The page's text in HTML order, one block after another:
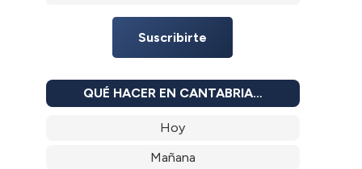
Suscribirte
QUÉ HACER EN CANTABRIA…
Hoy
Mañana